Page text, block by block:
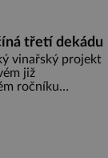
třetí dekádu
vinařský projekt
již
ročníku